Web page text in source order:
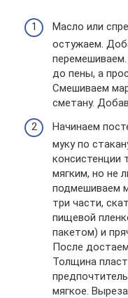
Масло или
остужаем.
до пены, а
Смешиваем
сметану.
Начинаем
муку по
консистенции
мягким, но не
подмешиваем
три части,
пищевой
пакетом) и
После
Толщина
мягкое.